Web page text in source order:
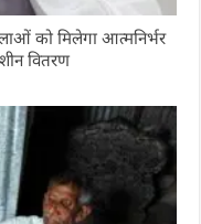
को मिलेगा आत्मनिर्भर
वितरण